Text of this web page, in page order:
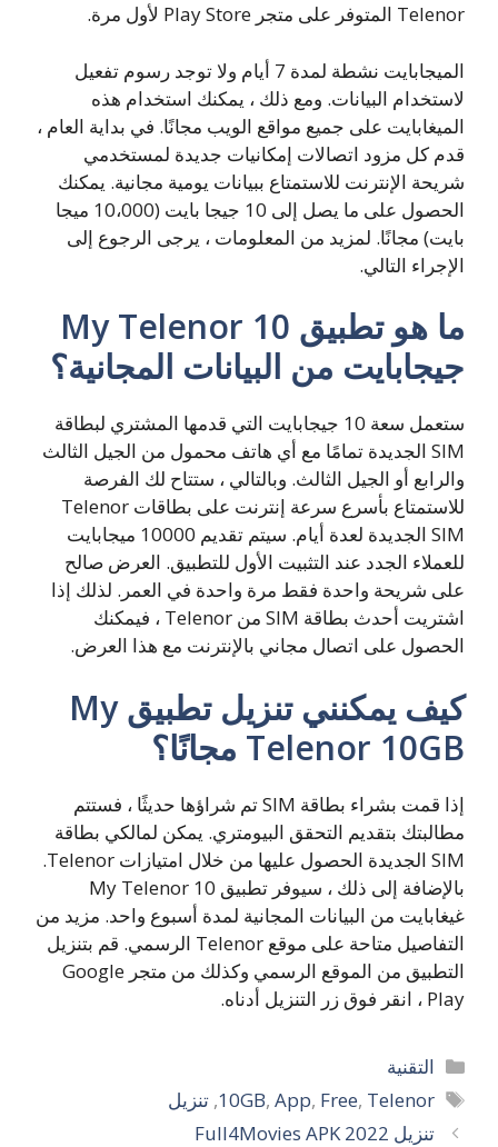
Telenor المتوفر على متجر Play Store لأول مرة.
الميجابايت نشطة لمدة 7 أيام ولا توجد رسوم تفعيل
لاستخدام البيانات. ومع ذلك ، يمكنك استخدام هذه
الميغابايت على جميع مواقع الويب مجانًا. في بداية العام ،
قدم كل مزود اتصالات إمكانيات جديدة لمستخدمي
شريحة الإنترنت للاستمتاع ببيانات يومية مجانية. يمكنك
الحصول على ما يصل إلى 10 جيجا بايت (10،000 ميجا
بايت) مجانًا. لمزيد من المعلومات ، يرجى الرجوع إلى
الإجراء التالي.
ما هو تطبيق My Telenor 10
جيجابايت من البيانات المجانية؟
ستعمل سعة 10 جيجابايت التي قدمها المشتري لبطاقة
SIM الجديدة تمامًا مع أي هاتف محمول من الجيل الثالث
والرابع أو الجيل الثالث. وبالتالي ، ستتاح لك الفرصة
للاستمتاع بأسرع سرعة إنترنت على بطاقات Telenor
SIM الجديدة لعدة أيام. سيتم تقديم 10000 ميجابايت
للعملاء الجدد عند التثبيت الأول للتطبيق. العرض صالح
على شريحة واحدة فقط مرة واحدة في العمر. لذلك إذا
اشتريت أحدث بطاقة SIM من Telenor ، فيمكنك
الحصول على اتصال مجاني بالإنترنت مع هذا العرض.
كيف يمكنني تنزيل تطبيق My
Telenor 10GB مجانًا؟
إذا قمت بشراء بطاقة SIM تم شراؤها حديثًا ، فستتم
مطالبتك بتقديم التحقق البيومتري. يمكن لمالكي بطاقة
SIM الجديدة الحصول عليها من خلال امتيازات Telenor.
بالإضافة إلى ذلك ، سيوفر تطبيق My Telenor 10
غيغابايت من البيانات المجانية لمدة أسبوع واحد. مزيد من
التفاصيل متاحة على موقع Telenor الرسمي. قم بتنزيل
التطبيق من الموقع الرسمي وكذلك من متجر Google
Play ، انقر فوق زر التنزيل أدناه.
التصنيفات
التقنية
الوسوم
10GB, App, Free, Telenor
,تنزيل
تنزيل Full4Movies APK 2022